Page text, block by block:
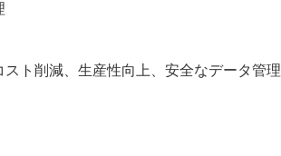
ト削減、生産性向上、安全なデータ管理